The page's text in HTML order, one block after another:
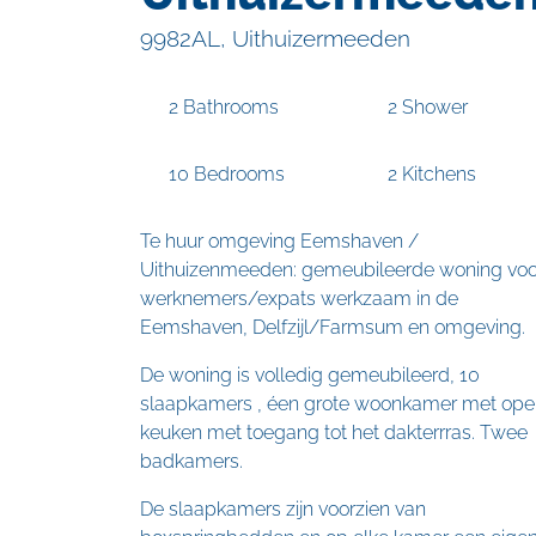
9982AL, Uithuizermeeden
2 Bathrooms
10 Bedrooms
2 Shower
2 Kitchens
Te huur omgeving Eemshaven /
Uithuizenmeeden: gemeubileerde woning
werknemers/expats werkzaam in de
Eemshaven, Delfzijl/Farmsum en omgeving.
De woning is volledig gemeubileerd, 10
slaapkamers , éen grote woonkamer met
keuken met toegang tot het dakterrras. Twee
badkamers.
De slaapkamers zijn voorzien van